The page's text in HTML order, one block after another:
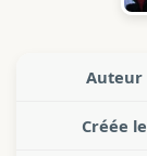
Auteur
Créée le